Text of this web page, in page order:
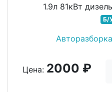
1.9л 81кВт
Б/
Цена: 2000 ₽